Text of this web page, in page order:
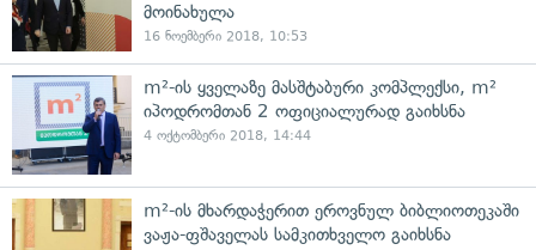
მოინახულა
16 ნოემბერი 2018, 10:53
m²-ის ყველაზე მასშტაბური კომპლექსი, m²
იპოდრომთან 2 ოფიციალურად გაიხსნა
4 ოქტომბერი 2018, 14:44
m²-ის მხარდაჭერით ეროვნულ ბიბლიოთეკაში
ვაჟა-ფშაველას სამკითხველო გაიხსნა